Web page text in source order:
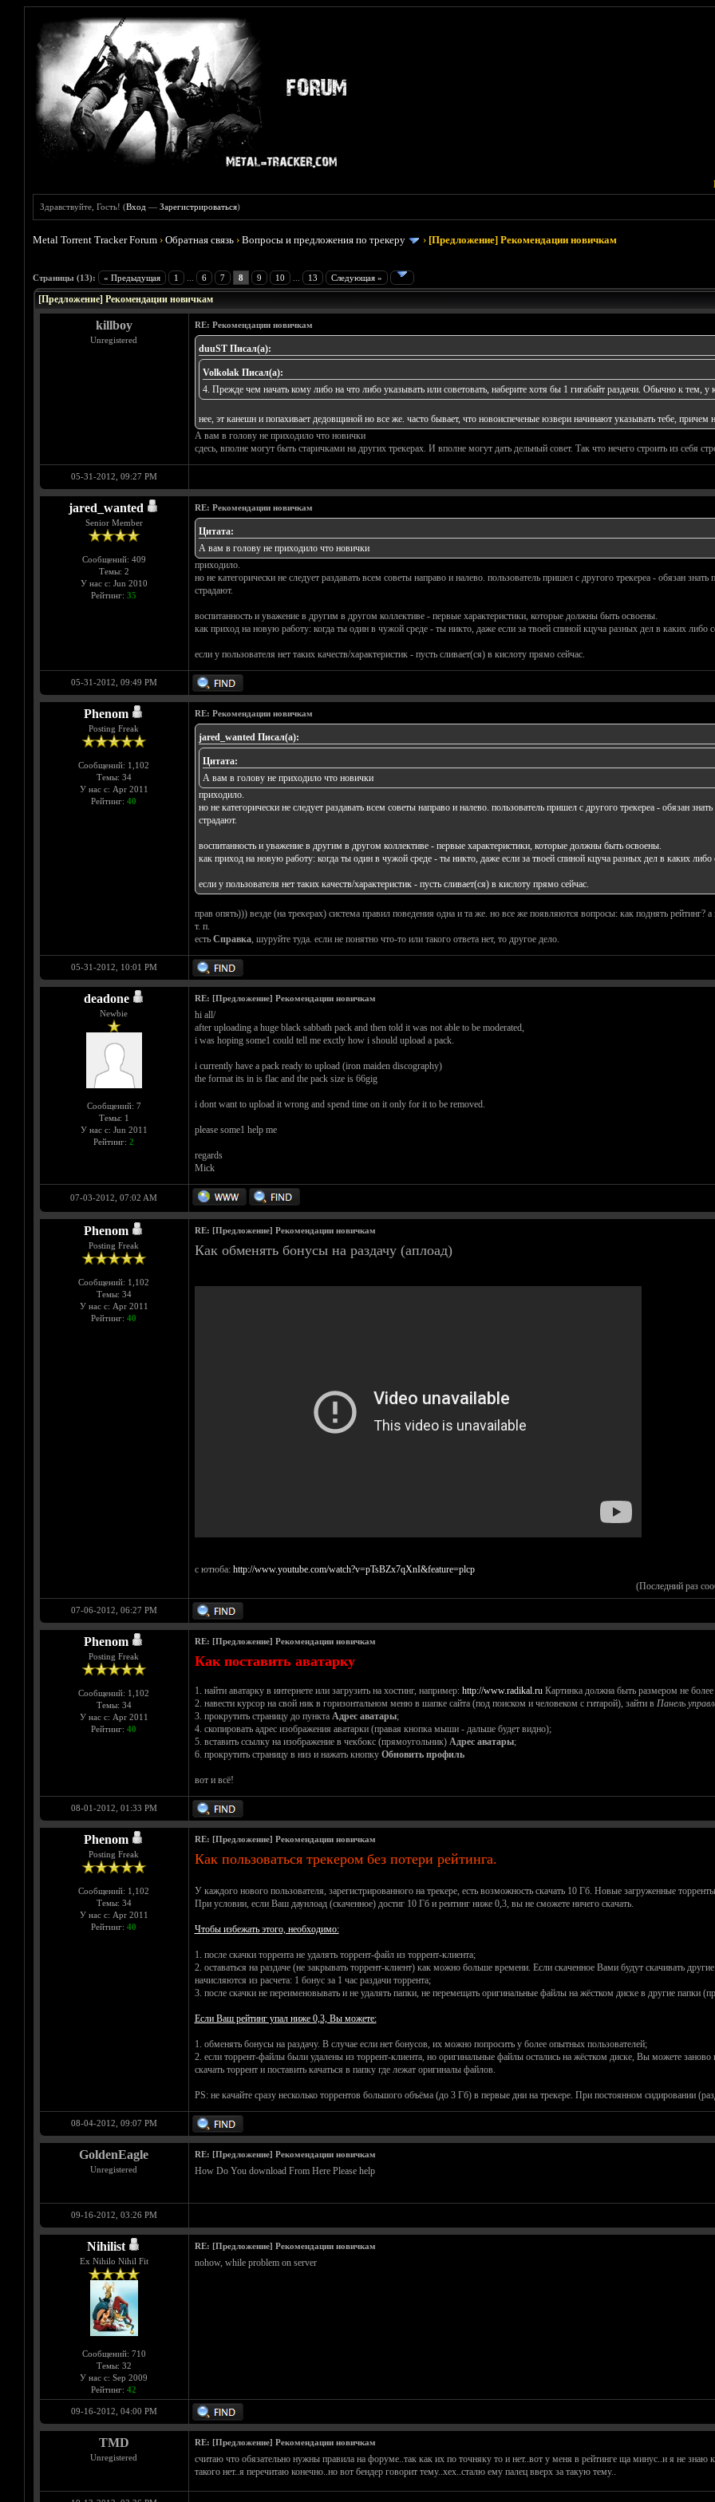
Здравствуйте, Гость! (Вход —Зарегистрироваться)
Metal Torrent Tracker Forum ›Обратная связь ›Вопросы и предложения по трекеру › [Предложение] Рекомендации новичкам
Страницы (13): « Предыдущая 1 6 7 8 9 10 13 Следующая »
Голосов: 4 - Средняя оценка: 2.5
1
2
3
4
5
[Предложение] Рекомендации новичкам
killboy
Unregistered
RE: Рекомендации новичкам
duuST Писал(а):
Volkolak Писал(а):
4. Прежде чем начать кому либо на что либо указывать или советовать, наберите хотя бы 1 гигабайт раздачи. Обычно к тем,
нее, эт канешн и попахивает дедовщиной но все же. часто бывает, что новоиспеченые юзвери начинают указывать тебе, причем
А вам в голову не приходило что новички
сдесь, вполне могут быть старичками на других трекерах. И вполне могут дать дельный совет. Так что нечего строить из себя
05-31-2012, 09:27 PM
jared_wanted
Senior Member
Сообщений: 409
Темы: 2
У нас с: Jun 2010
Рейтинг: 35
RE: Рекомендации новичкам
Цитата:
А вам в голову не приходило что новички
приходило.
но не категорически не следует раздавать всем советы направо и налево. пользователь пришел с другого трекереа - обязан
страдают.
воспитанность и уважение в другим в другом коллективе - первые характеристики, которые должны быть освоены.
как приход на новую работу: когда ты один в чужой среде - ты никто, даже если за твоей спиной кцуча разных дел в каких либо
если у пользователя нет таких качеств/характеристик - пусть сливает(ся) в кислоту прямо сейчас.
05-31-2012, 09:49 PM
Phenom
Posting Freak
Сообщений: 1,102
Темы: 34
У нас с: Apr 2011
Рейтинг: 40
RE: Рекомендации новичкам
jared_wanted Писал(а):
Цитата:
А вам в голову не приходило что новички
приходило.
но не категорически не следует раздавать всем советы направо и налево. пользователь пришел с другого трекереа - обязан
страдают.
воспитанность и уважение в другим в другом коллективе - первые характеристики, которые должны быть освоены.
как приход на новую работу: когда ты один в чужой среде - ты никто, даже если за твоей спиной кцуча разных дел в каких либо
если у пользователя нет таких качеств/характеристик - пусть сливает(ся) в кислоту прямо сейчас.
прав опять))) везде (на трекерах) система правил поведения одна и та же. но все же появляются вопросы: как поднять
т. п.
есть Справка, шуруйте туда. если не понятно что-то или такого ответа нет, то другое дело.
05-31-2012, 10:01 PM
deadone
Newbie
Сообщений: 7
Темы: 1
У нас с: Jun 2011
Рейтинг: 2
RE: [Предложение] Рекомендации новичкам
hi all/
after uploading a huge black sabbath pack and then told it was not able to be moderated,
i was hoping some1 could tell me exctly how i should upload a pack.
i currently have a pack ready to upload (iron maiden discography)
the format its in is flac and the pack size is 66gig
i dont want to upload it wrong and spend time on it only for it to be removed.
please some1 help me
regards
Mick
07-03-2012, 07:02 AM
Phenom
Posting Freak
Сообщений: 1,102
Темы: 34
У нас с: Apr 2011
Рейтинг: 40
RE: [Предложение] Рекомендации новичкам
Как обменять бонусы на раздачу (аплоад)
с ютюба: http://www.youtube.com/watch?v=pTsBZx7qXnI&feature=plcp
(Последний раз
07-06-2012, 06:27 PM
Phenom
Posting Freak
Сообщений: 1,102
Темы: 34
У нас с: Apr 2011
Рейтинг: 40
RE: [Предложение] Рекомендации новичкам
Как поставить аватарку
1. найти аватарку в интернете или загрузить на хостинг, например: http://www.radikal.ruКартинка должна быть размером не
2. навести курсор на свой ник в горизонтальном меню в шапке сайта (под поиском и человеком с гитарой), зайти в Панель
3. прокрутить страницу до пункта Адрес аватары;
4. скопировать адрес изображения аватарки (правая кнопка мыши - дальше будет видно);
5. вставить ссылку на изображение в чекбокс (прямоугольник) Адрес аватары;
6. прокрутить страницу в низ и нажать кнопку Обновить профиль
вот и всё!
08-01-2012, 01:33 PM
Phenom
Posting Freak
Сообщений: 1,102
Темы: 34
У нас с: Apr 2011
Рейтинг: 40
RE: [Предложение] Рекомендации новичкам
Как пользоваться трекером без потери рейтинга.
У каждого нового пользователя, зарегистрированного на трекере, есть возможность скачать 10 Гб. Новые загруженные
При условии, если Ваш даунлоад (скаченное) достиг 10 Гб и реитинг ниже 0,3, вы не сможете ничего скачать.
Чтобы избежать этого, необходимо:
1. после скачки торрента не удалять торрент-файл из торрент-клиента;
2. оставаться на раздаче (не закрывать торрент-клиент) как можно больше времени. Если скаченное Вами будут скачивать
начисляются из расчета: 1 бонус за 1 час раздачи торрента;
3. после скачки не переименовывать и не удалять папки, не перемещать оригинальные файлы на жёстком диске в другие папки
Если Ваш рейтинг упал ниже 0,3, Вы можете:
1. обменять бонусы на раздачу. В случае если нет бонусов, их можно попросить у более опытных пользователей;
2. если торрент-файлы были удалены из торрент-клиента, но оригинальные файлы остались на жёстком диске, Вы можете заново
скачать торрент и поставить качаться в папку где лежат оригиналы файлов.
PS: не качайте сразу несколько торрентов большого объёма (до 3 Гб) в первые дни на трекере. При постоянном сидировании
08-04-2012, 09:07 PM
GoldenEagle
Unregistered
RE: [Предложение] Рекомендации новичкам
How Do You download From Here Please help
09-16-2012, 03:26 PM
Nihilist
Ex Nihilo Nihil Fit
Сообщений: 710
Темы: 32
У нас с: Sep 2009
Рейтинг: 42
RE: [Предложение] Рекомендации новичкам
nohow, while problem on server
09-16-2012, 04:00 PM
TMD
Unregistered
RE: [Предложение] Рекомендации новичкам
считаю что обязательно нужны правила на форуме..так как их по точняку то и нет..вот у меня в рейтинге ща минус..и я не знаю
такого нет..я перечитаю конечно..но вот бендер говорит тему..хех..сталю ему палец вверх за такую тему..